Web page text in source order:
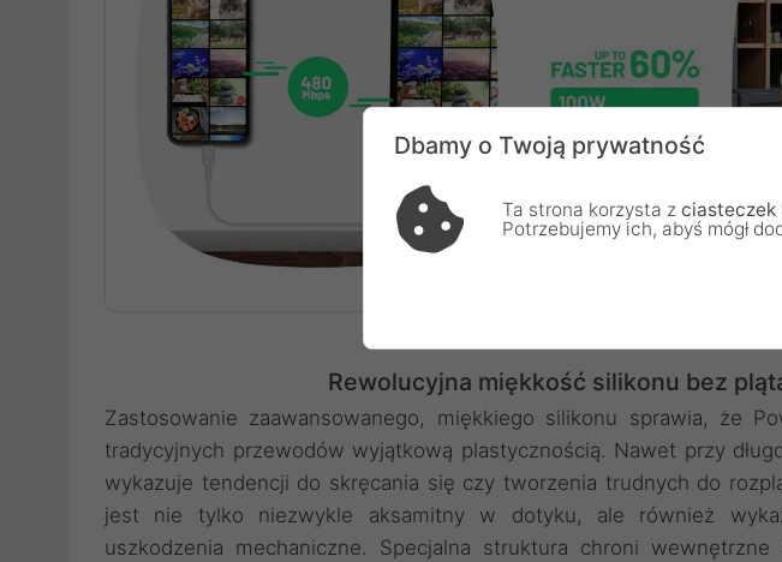
Rewolucyjna miękkość silikonu bez
Zastosowanie zaawansowanego, miękkiego silikonu sprawia, że
tradycyjnych przewodów wyjątkową plastycznością. Nawet przy
wykazuje tendencji do skręcania się czy tworzenia trudnych do
jest nie tylko niezwykle aksamitny w dotyku, ale również
uszkodzenia mechaniczne. Specjalna struktura chroni wewnętrzne
Dbamy o Twoją prywatność
Ta strona korzysta z ciasteczek
Potrzebujemy ich, abyś mógł